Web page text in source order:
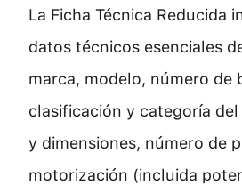
La Ficha Técnica Reducida
datos técnicos esenciales
marca, modelo, número de
clasificación y categoría
y dimensiones, número de
motorización (incluida